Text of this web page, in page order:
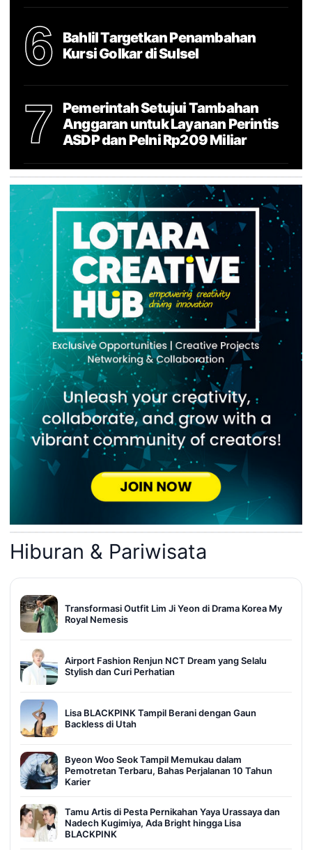
6
Bahlil Targetkan Penambahan
Kursi Golkar di Sulsel
7
Pemerintah Setujui Tambahan
Anggaran untuk Layanan Perintis
ASDP dan Pelni Rp209 Miliar
Hiburan & Pariwisata
Transformasi Outfit Lim Ji Yeon di Drama Korea My
Royal Nemesis
Airport Fashion Renjun NCT Dream yang Selalu
Stylish dan Curi Perhatian
Lisa BLACKPINK Tampil Berani dengan Gaun
Backless di Utah
Byeon Woo Seok Tampil Memukau dalam
Pemotretan Terbaru, Bahas Perjalanan 10 Tahun
Karier
Tamu Artis di Pesta Pernikahan Yaya Urassaya dan
Nadech Kugimiya, Ada Bright hingga Lisa
BLACKPINK